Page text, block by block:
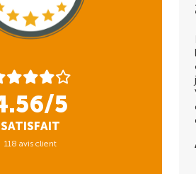
5
SATISFAIT
118 avis client